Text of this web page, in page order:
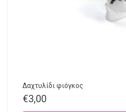
Δαχτυλίδι φιόγκος
€3,00